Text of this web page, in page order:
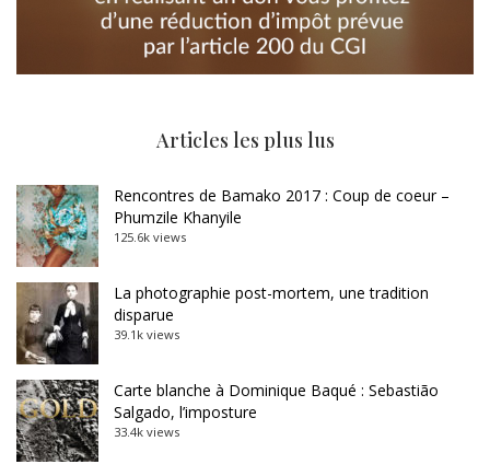
Articles les plus lus
Rencontres de Bamako 2017 : Coup de coeur –
Phumzile Khanyile
125.6k views
La photographie post-mortem, une tradition
disparue
39.1k views
Carte blanche à Dominique Baqué : Sebastião
Salgado, l’imposture
33.4k views